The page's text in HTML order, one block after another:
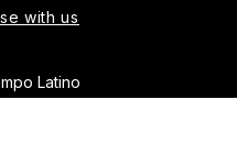
with us
Latino